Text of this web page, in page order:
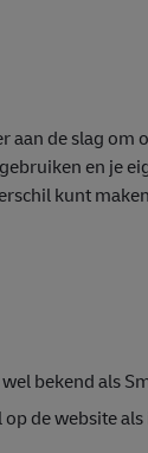
de slag om
en je
kunt
bekend als
de website als